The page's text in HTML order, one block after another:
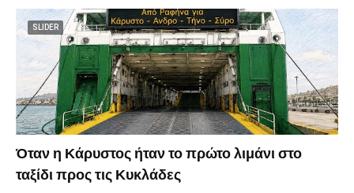
SLIDER
Όταν η Κάρυστος ήταν το πρώτο λιμάνι στο
ταξίδι προς τις Κυκλάδες